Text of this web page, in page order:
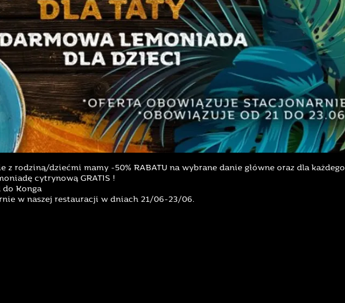
z rodziną/dziećmi mamy -50% RABATU na wybrane danie główne oraz dla każdego
cytrynową GRATIS !
do Konga
w naszej restauracji w dniach 21/06-23/06.